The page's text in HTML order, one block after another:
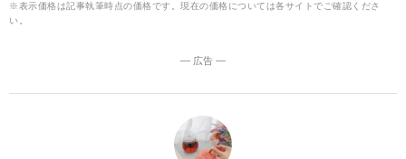
※表示価格は記事執筆時点の価格です。現在の価格については各サイトでご確認くださ
い。
― 広告 ―